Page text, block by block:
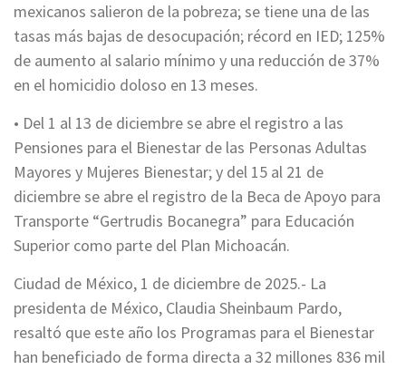
mexicanos salieron de la pobreza; se tiene una de las
tasas más bajas de desocupación; récord en IED; 125%
de aumento al salario mínimo y una reducción de 37%
en el homicidio doloso en 13 meses.
• Del 1 al 13 de diciembre se abre el registro a las
Pensiones para el Bienestar de las Personas Adultas
Mayores y Mujeres Bienestar; y del 15 al 21 de
diciembre se abre el registro de la Beca de Apoyo para
Transporte “Gertrudis Bocanegra” para Educación
Superior como parte del Plan Michoacán.
Ciudad de México, 1 de diciembre de 2025.- La
presidenta de México, Claudia Sheinbaum Pardo,
resaltó que este año los Programas para el Bienestar
han beneficiado de forma directa a 32 millones 836 mil